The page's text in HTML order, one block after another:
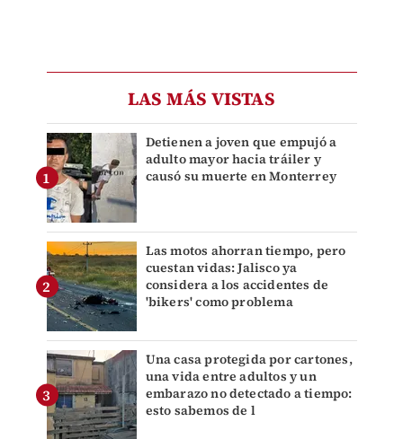
LAS MÁS VISTAS
Detienen a joven que empujó a
adulto mayor hacia tráiler y
causó su muerte en Monterrey
Las motos ahorran tiempo, pero
cuestan vidas: Jalisco ya
considera a los accidentes de
'bikers' como problema
Una casa protegida por cartones,
una vida entre adultos y un
embarazo no detectado a tiempo:
esto sabemos de l